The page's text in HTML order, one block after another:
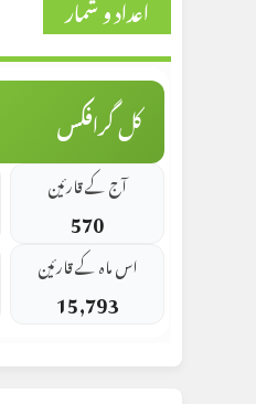
کل گرافکس
آج کے قارئین
570
اس ماہ کے قارئین
15,793